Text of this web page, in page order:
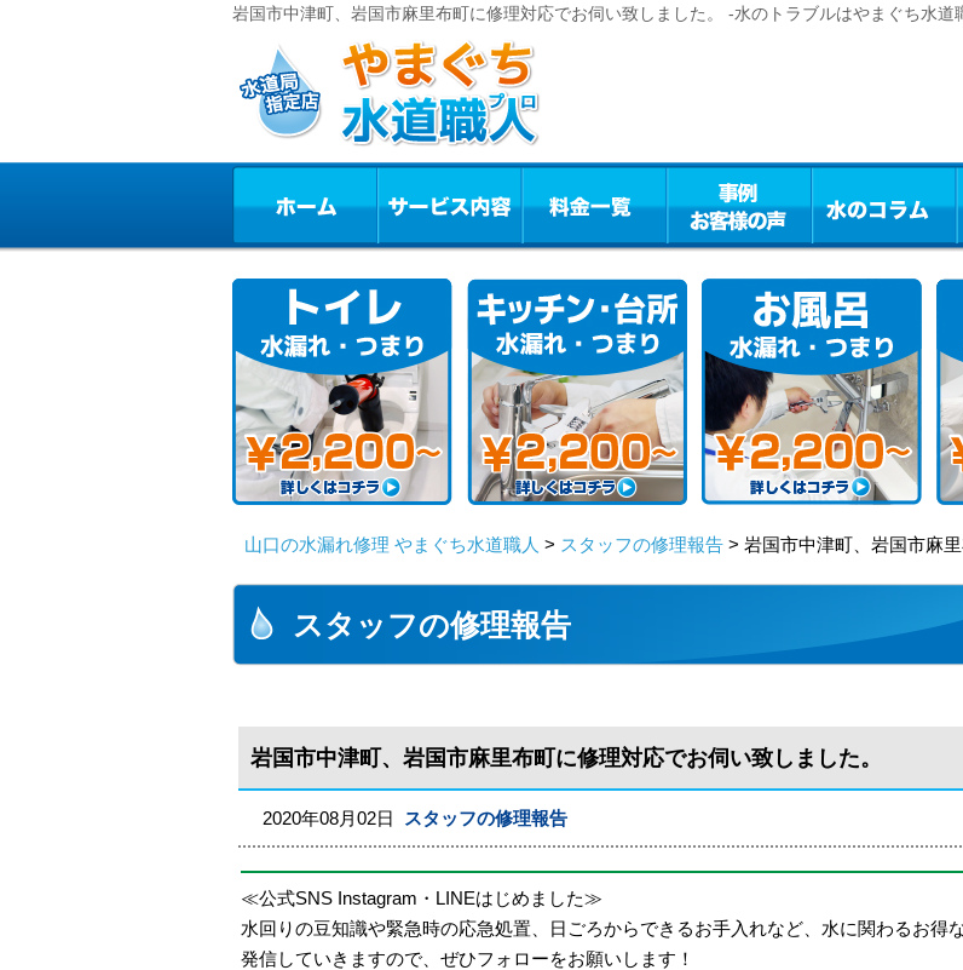
岩国市中津町、岩国市麻里布町に修理対応でお伺い致しました。 -水のトラブルはやまぐち水道
山口の水漏れ修理 やまぐち水道職人 > スタッフの修理報告 > 岩国市中津町、岩国市麻
スタッフの修理報告
岩国市中津町、岩国市麻里布町に修理対応でお伺い致しました。
2020年08月02日 スタッフの修理報告
≪公式SNS Instagram・LINEはじめました≫
水回りの豆知識や緊急時の応急処置、日ごろからできるお手入れなど、水に関わるお得
発信していきますので、ぜひフォローをお願いします！